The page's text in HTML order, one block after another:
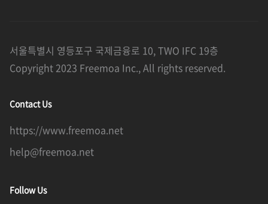
서울특별시 영등포구 국제금융로 10, TWO IFC 19층
Copyright 2023 Freemoa Inc., All rights reserved.
Contact Us
https://www.freemoa.net
help@freemoa.net
Follow Us